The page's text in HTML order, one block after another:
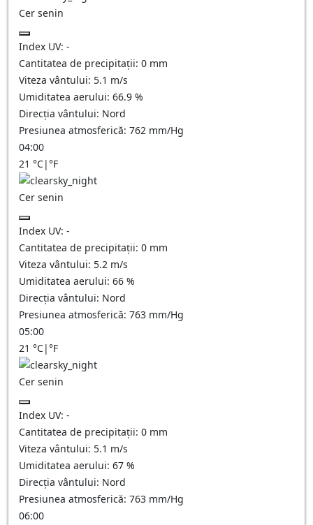
Cer senin
Index UV: -
Cantitatea de precipitații: 0 mm
Viteza vântului: 5.1 m/s
Umiditatea aerului: 66.9 %
Direcția vântului: Nord
Presiunea atmosferică: 762 mm/Hg
04:00
21 °C|°F
Cer senin
Index UV: -
Cantitatea de precipitații: 0 mm
Viteza vântului: 5.2 m/s
Umiditatea aerului: 66 %
Direcția vântului: Nord
Presiunea atmosferică: 763 mm/Hg
05:00
21 °C|°F
Cer senin
Index UV: -
Cantitatea de precipitații: 0 mm
Viteza vântului: 5.1 m/s
Umiditatea aerului: 67 %
Direcția vântului: Nord
Presiunea atmosferică: 763 mm/Hg
06:00